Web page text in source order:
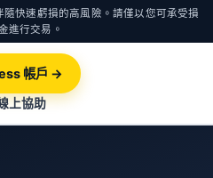
快速虧損的高風險。請僅以您可承受損
進行交易。
上協助
帳戶 →